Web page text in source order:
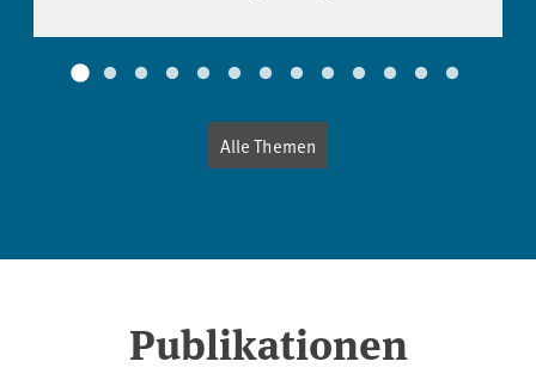
Alle Themen
Publikationen